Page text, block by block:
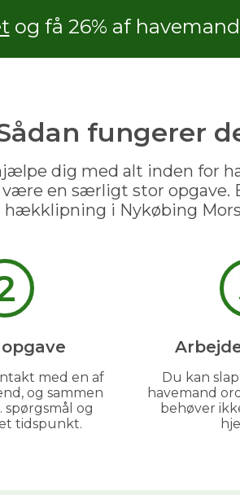
og få 26% af
fungerer
dig med alt inden for
en særligt stor opgave.
i Nykøbing
med en af
og sammen
spørgsmål og
tidspunkt.
Du kan
havemand
behøver
GRATIS PRISESTIMAT
koster det egentlig
hjælp i haven?